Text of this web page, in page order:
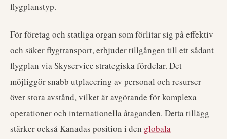
flygplanstyp.
För företag och statliga organ som förlitar sig på effektiv
och säker flygtransport, erbjuder tillgången till ett sådant
flygplan via Skyservice strategiska fördelar. Det
möjliggör snabb utplacering av personal och resurser
över stora avstånd, vilket är avgörande för komplexa
operationer och internationella åtaganden. Detta tillägg
stärker också Kanadas position i den globala